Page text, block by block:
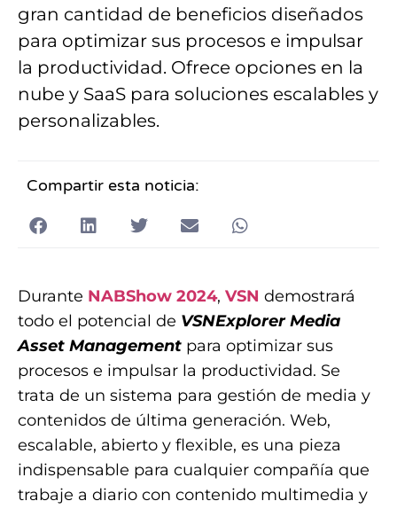
gran cantidad de beneficios diseñados
para optimizar sus procesos e impulsar
la productividad. Ofrece opciones en la
nube y SaaS para soluciones escalables y
personalizables.
Compartir esta noticia:
Durante NABShow 2024, VSN demostrará
todo el potencial de VSNExplorer Media
Asset Management para optimizar sus
procesos e impulsar la productividad. Se
trata de un sistema para gestión de media y
contenidos de última generación. Web,
escalable, abierto y flexible, es una pieza
indispensable para cualquier compañía que
trabaje a diario con contenido multimedia y